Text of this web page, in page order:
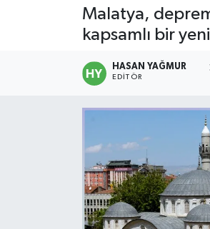
Malatya,
kapsamlı bir
HASAN YAĞMUR
EDITÖR
Kültür & Sanat
Tüm Manşetler
Son Dakika Haberleri